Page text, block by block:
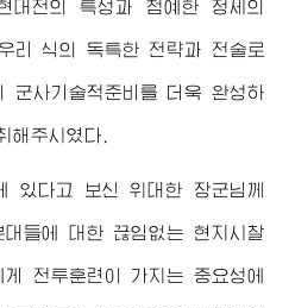
대전의 특성과 첨예한 정세의
리 식의 독특한 전략과 전술로
군사기술적준비를 더욱 완성하
해주시였다.
있다고 보신위대한 장군님 께
들에 대한 끊임없는 현지시찰
전투훈련이 가지는 중요성에